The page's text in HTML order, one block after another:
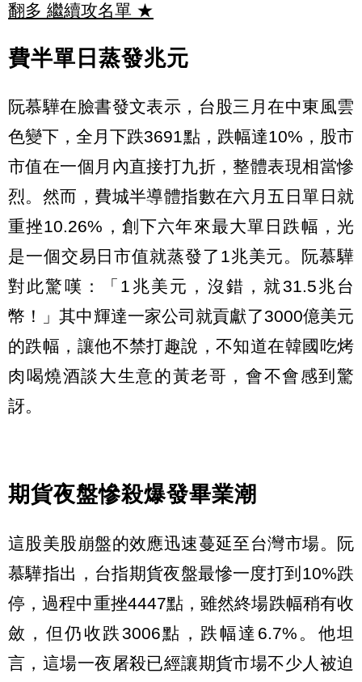
翻多 繼續攻名單 ★
費半單日蒸發兆元
阮慕驊在臉書發文表示，台股三月在中東風雲
色變下，全月下跌3691點，跌幅達10%，股市
市值在一個月內直接打九折，整體表現相當慘
烈。然而，費城半導體指數在六月五日單日就
重挫10.26%，創下六年來最大單日跌幅，光
是一個交易日市值就蒸發了1兆美元。阮慕驊
對此驚嘆：「1兆美元，沒錯，就31.5兆台
幣！」其中輝達一家公司就貢獻了3000億美元
的跌幅，讓他不禁打趣說，不知道在韓國吃烤
肉喝燒酒談大生意的黃老哥，會不會感到驚
訝。
期貨夜盤慘殺爆發畢業潮
這股美股崩盤的效應迅速蔓延至台灣市場。阮
慕驊指出，台指期貨夜盤最慘一度打到10%跌
停，過程中重挫4447點，雖然終場跌幅稍有收
斂，但仍收跌3006點，跌幅達6.7%。他坦
言，這場一夜屠殺已經讓期貨市場不少人被迫